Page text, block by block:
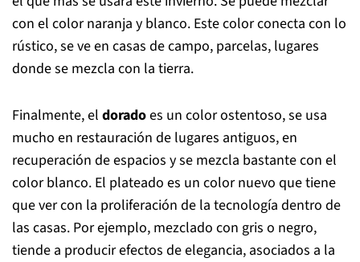
con el color naranja y blanco. Este color conecta con lo
rústico, se ve en casas de campo, parcelas, lugares
donde se mezcla con la tierra.
Finalmente, el doradoes un color ostentoso, se usa
mucho en restauración de lugares antiguos, en
recuperación de espacios y se mezcla bastante con el
color blanco. El plateado es un color nuevo que tiene
que ver con la proliferación de la tecnología dentro de
las casas. Por ejemplo, mezclado con gris o negro,
tiende a producir efectos de elegancia, asociados a la